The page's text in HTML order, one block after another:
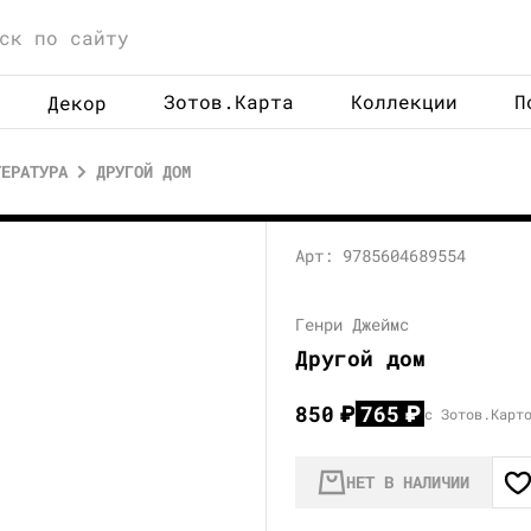
Декор Зотов.Карта Коллекции
ДРУГОЙ ДОМ
Арт: 9785604689554
Генри Джеймс
Другой дом
850₽ 765₽ с
НЕТ В НАЛИЧИИ